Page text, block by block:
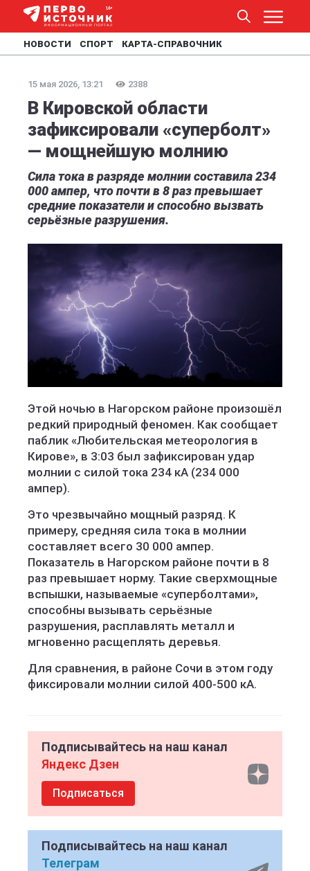
НОВОСТИ СПОРТ КАРТА-СПРАВОЧНИК
15 мая 2026, 13:21 2388
В Кировской области
зафиксировали «суперболт»
— мощнейшую молнию
Сила тока в разряде молнии составила 234
000 ампер, что почти в 8 раз превышает
средние показатели и способно вызвать
серьёзные разрушения.
Этой ночью в Нагорском районе произошёл
редкий природный феномен. Как сообщает
паблик «Любительская метеорология в
Кирове», в 3:03 был зафиксирован удар
молнии с силой тока 234 кА (234 000
ампер).
Это чрезвычайно мощный разряд. К
примеру, средняя сила тока в молнии
составляет всего 30 000 ампер.
Показатель в Нагорском районе почти в 8
раз превышает норму. Такие сверхмощные
вспышки, называемые «суперболтами»,
способны вызывать серьёзные
разрушения, расплавлять металл и
мгновенно расщеплять деревья.
Для сравнения, в районе Сочи в этом году
фиксировали молнии силой 400-500 кА.
Подписывайтесь на наш канал
Яндекс Дзен
Подписаться
Подписывайтесь на наш канал
Телеграм